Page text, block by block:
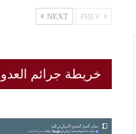
NEXT
خريطة جرائم